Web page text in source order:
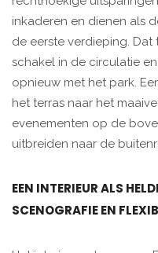
inkaderen en dienen als
de eerste verdieping.
schakel in de circulatie
opnieuw met het park.
het terras naar het
evenementen op de
uitbreiden naar de
EEN INTERIEUR ALS
SCENOGRAFIE EN